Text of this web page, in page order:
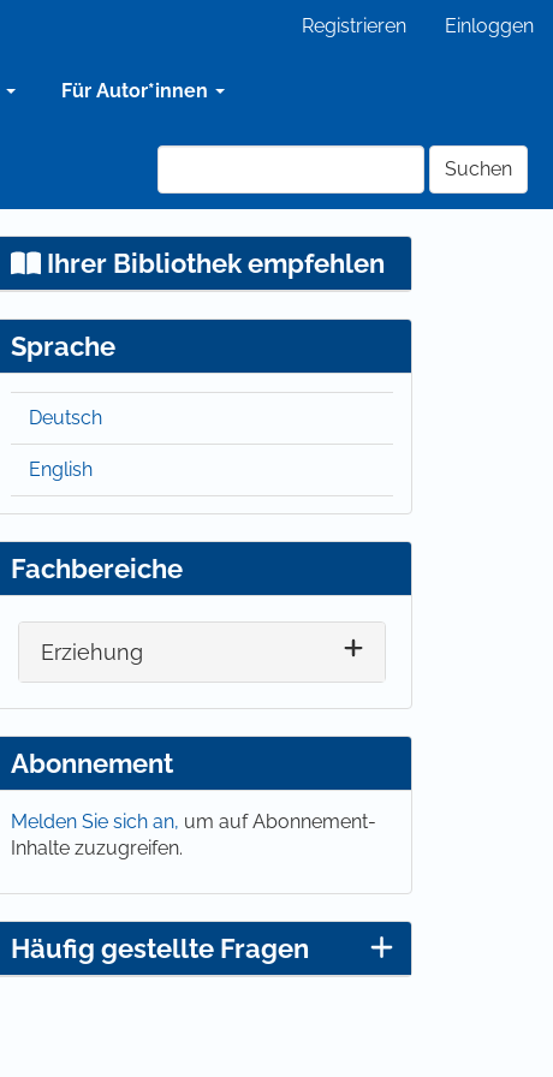
Registrieren Einloggen
Für Autor*innen
Suchen
Ihrer Bibliothek empfehlen
Sprache
Deutsch
English
Fachbereiche
Erziehung
Abonnement
Melden Sie sich an, um auf Abonnement-
Inhalte zuzugreifen.
Häufig gestellte Fragen